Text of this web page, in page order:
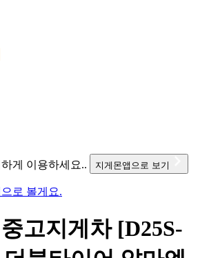
게 이용하세요.. 지게몬앱으로 보기
로 볼게요.
고지게차 [D25S-